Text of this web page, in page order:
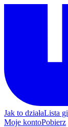
Jak to działaLista
Moje kontoPobierz